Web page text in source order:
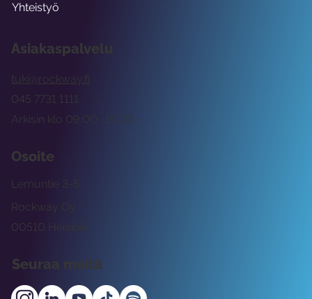
Asiakaspalvelu
tuki@rockway.fi
Arkisin klo 09:00 -15:00
045 7731 1111
Osoite
Rockway Oy
Lemuntie 3-5
00510 Helsinki
Seuraa meitä
Yhteistyö